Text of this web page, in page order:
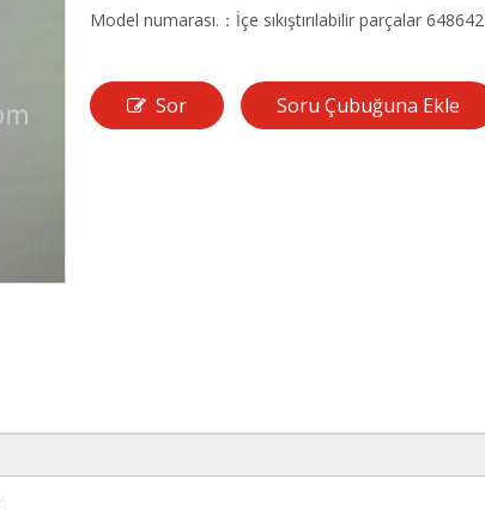
Model numarası.： İçe sıkıştırılabilir parçalar 648642
Sor Soru Çubuğuna Ekle